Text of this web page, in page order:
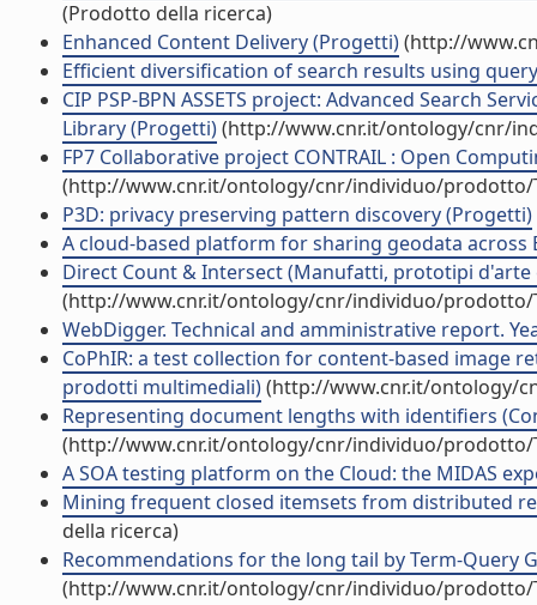
(Prodotto della ricerca)
Enhanced Content Delivery (Progetti)(http://
Efficient diversification of search results using
CIP PSP-BPN ASSETS project: Advanced Search
Library (Progetti)(http://www.cnr.it/ontology/cnr/
FP7 Collaborative project CONTRAIL : Open
(http://www.cnr.it/ontology/cnr/individuo/prodotto/
P3D: privacy preserving pattern discovery (Progetti)
A cloud-based platform for sharing geodata across
Direct Count & Intersect (Manufatti, prototipi
(http://www.cnr.it/ontology/cnr/individuo/prodotto/
WebDigger. Technical and amministrative report.
CoPhIR: a test collection for content-based image
prodotti multimediali)(http://www.cnr.it/ontology/
Representing document lengths with identifiers
(http://www.cnr.it/ontology/cnr/individuo/prodotto/
A SOA testing platform on the Cloud: the MIDAS
Mining frequent closed itemsets from distributed
della ricerca)
Recommendations for the long tail by Term-Query
(http://www.cnr.it/ontology/cnr/individuo/prodotto/